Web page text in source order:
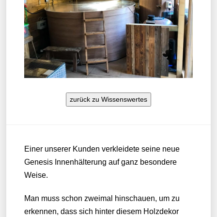
zurück zu Wissenswertes
Einer unserer Kunden verkleidete seine neue
Genesis Innenhälterung auf ganz besondere
Weise.
Man muss schon zweimal hinschauen, um zu
erkennen, dass sich hinter diesem Holzdekor